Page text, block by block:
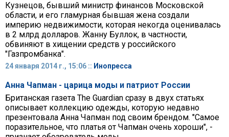
Кузнецов, бывший министр финансов Московской
области, и его гламурная бывшая жена создали
империю недвижимости, которая некогда оценивалась
в 2 млрд долларов. Жанну Буллок, в частности,
обвиняют в хищении средств у российского
"Газпромбанка".
24 января 2014 г., 15:06 :: Инопресса
Анна Чапман - царица моды и патриот России
Британская газета The Guardian сразу в двух статьях
описывает коллекцию одежды, которую недавно
презентовала Анна Чапман под своим брендом. "Самое
поразительное, что платья от Чапман очень хороши", -